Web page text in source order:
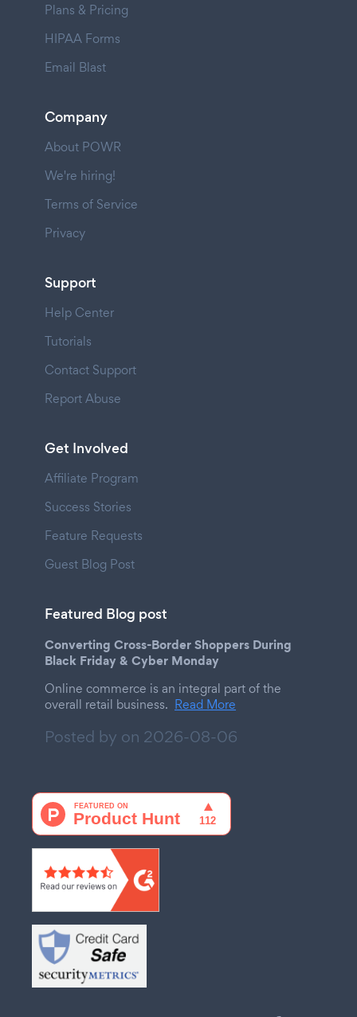
Plans & Pricing
HIPAA Forms
Email Blast
Company
About POWR
We're hiring!
Terms of Service
Privacy
Support
Help Center
Tutorials
Contact Support
Report Abuse
Get Involved
Affiliate Program
Success Stories
Feature Requests
Guest Blog Post
Featured Blog post
Converting Cross-Border Shoppers During
Black Friday & Cyber Monday
Online commerce is an integral part of the
overall retail business. Read More
Posted by on 2026-08-06